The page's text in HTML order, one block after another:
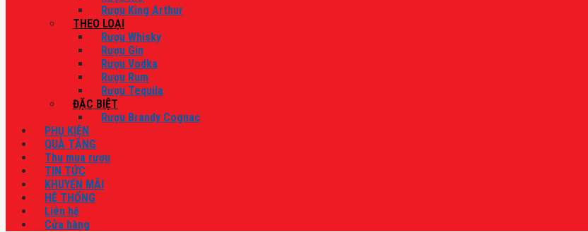
Rượu King Arthur
THEO LOẠI
Rượu Whisky
Rượu Gin
Rượu Vodka
Rượu Rum
Rượu Tequila
ĐẶC BIỆT
Rượu Brandy Cognac
PHỤ KIỆN
QUÀ TẶNG
Thu mua rượu
TIN TỨC
KHUYẾN MÃI
HỆ THỐNG
Liên hệ
Cửa hàng